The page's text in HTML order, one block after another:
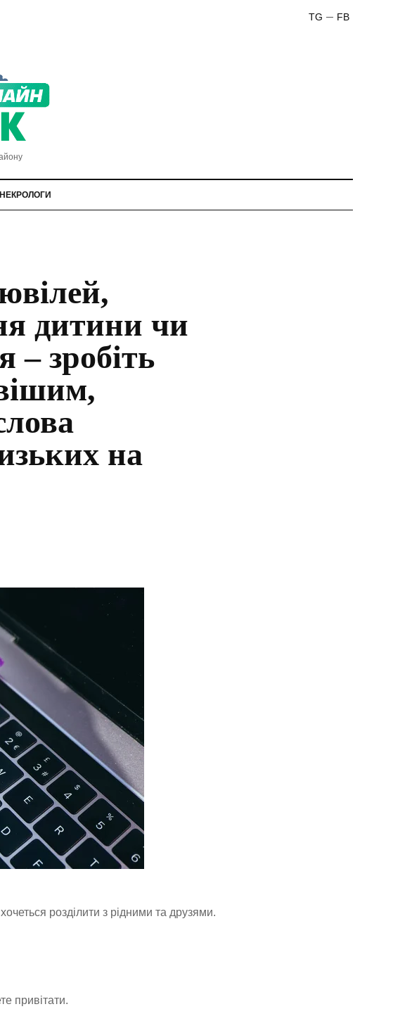
FB
TG
НЕКРОЛОГИ
дитини чи
– зробіть
на
розділити з рідними та друзями.
привітати.